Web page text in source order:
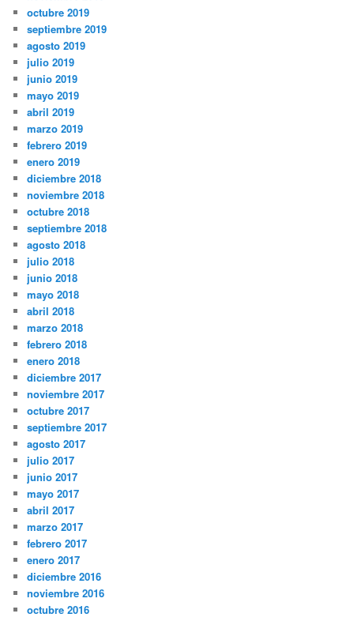
octubre 2019
septiembre 2019
agosto 2019
julio 2019
junio 2019
mayo 2019
abril 2019
marzo 2019
febrero 2019
enero 2019
diciembre 2018
noviembre 2018
octubre 2018
septiembre 2018
agosto 2018
julio 2018
junio 2018
mayo 2018
abril 2018
marzo 2018
febrero 2018
enero 2018
diciembre 2017
noviembre 2017
octubre 2017
septiembre 2017
agosto 2017
julio 2017
junio 2017
mayo 2017
abril 2017
marzo 2017
febrero 2017
enero 2017
diciembre 2016
noviembre 2016
octubre 2016